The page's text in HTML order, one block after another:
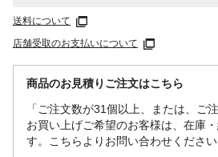
送料について
店舗受取のお支払いについて
商品のお見積りご注文はこちら
「ご注文数が31個以上、または、ご
お買い上げご希望のお客様は、在庫
す。こちらよりお問い合わせください